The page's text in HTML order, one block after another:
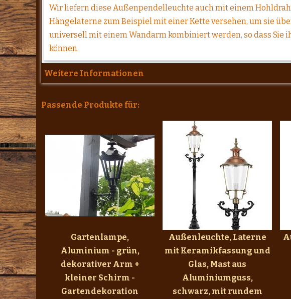
Wir liefern diese Außenpendelleuchte auch mit einem
Hängelaterne zum Beispiel mit einer Kette versehen, um sie
universell mit einem Wandarm kombiniert werden, so dass Sie
können.
Weitere Informationen
Passende Produkte für:
Gartenlampe,
Aluminium - grün,
dekorativer Arm +
kleiner Schirm -
Gartendekoration
Außenleuchte, Laterne
mit Keramikfassung und
Glas, Mast aus
Aluminiumguss,
schwarz, mit rundem